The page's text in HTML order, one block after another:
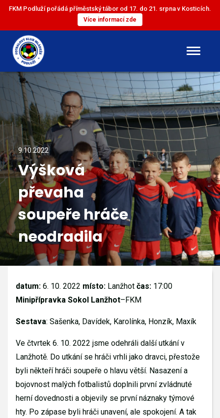
FKM Podluží pořádá příměstský tábor od 17. do 21. srpna v Kosticích.
Více informací zde
DOROST
ST. ŽÁCI
ML. ŽÁCI
ST. PŘÍPRAVKA
ML. PŘÍPRAVKA
MINI
GALERIE
9.10.2022
Výšková
převaha
soupeře hráče
neodradila
datum: 6. 10. 2022 místo: Lanžhot čas: 17:00
Minipřípravka Sokol Lanžhot–FKM
Sestava: Sašenka, Davídek, Karolínka, Honzík, Maxík
Ve čtvrtek 6. 10. 2022 jsme odehráli další utkání v
Lanžhotě. Do utkání se hráči vrhli jako dravci, přestože
byli někteří hráči soupeře o hlavu větší. Nasazení a
bojovnost malých fotbalistů doplnili první zvládnuté
herní dovednosti a objevily se první náznaky týmové
hty. Po zápase byli hráči unavení, ale spokojení. A tak